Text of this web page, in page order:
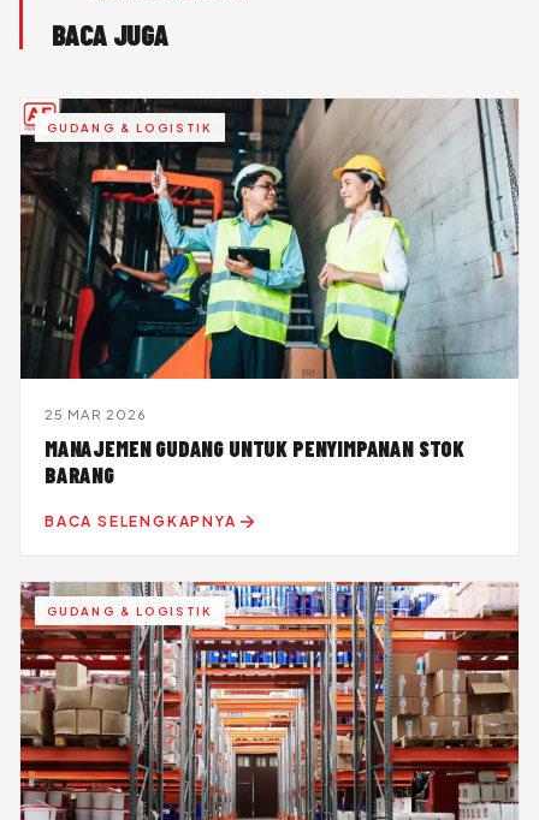
BACA JUGA
GUDANG & LOGISTIK
25 MAR 2026
MANAJEMEN GUDANG UNTUK PENYIMPANAN STOK
BARANG
BACA SELENGKAPNYA
GUDANG & LOGISTIK